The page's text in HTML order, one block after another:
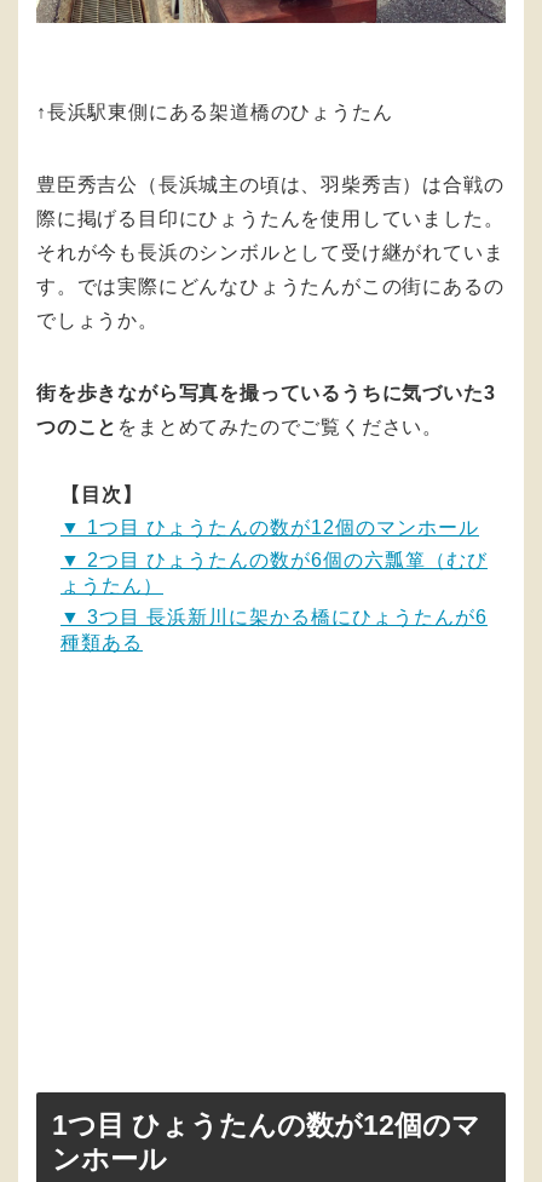
↑長浜駅東側にある架道橋のひょうたん
豊臣秀吉公（長浜城主の頃は、羽柴秀吉）は合戦の
際に掲げる目印にひょうたんを使用していました。
それが今も長浜のシンボルとして受け継がれていま
す。では実際にどんなひょうたんがこの街にあるの
でしょうか。
街を歩きながら写真を撮っているうちに気づいた3
つのこと をまとめてみたのでご覧ください。
【目次】
▼ 1つ目 ひょうたんの数が12個のマンホール
▼ 2つ目 ひょうたんの数が6個の六瓢箪（むび
ょうたん）
▼ 3つ目 長浜新川に架かる橋にひょうたんが6
種類ある
1つ目 ひょうたんの数が12個のマ
ンホール